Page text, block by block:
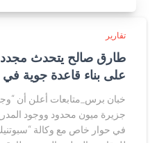
تقارير
طارق صالح يتحدث
على بناء قاعدة جوية
خبان برس_متابعات أعلن أن
جزيرة ميون محدود ووجود
في حوار خاص مع وكالة